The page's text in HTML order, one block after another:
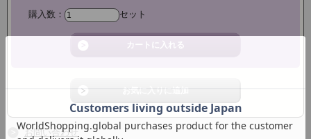
たっぷりのアミノ酸を含んでいるので肌の潤い効果も抜群です♪
●ぬるま湯か水で手洗いするのが最適ですが、洗濯機をご使用の場合
短時間ソフトでお洗い下さい。
●必ず中性洗剤をお使い下さい。又塩素系漂白剤は絶対に使用しないで
下さい。
購入数：
セット
お問い合わせ